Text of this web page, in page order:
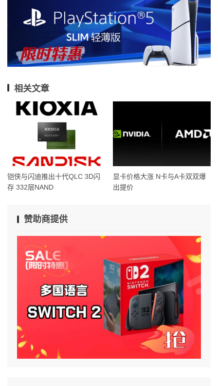
相关文章
铠侠与闪迪推出十代QLC 3D闪
存 332层NAND
显卡价格大涨 N卡与A卡双双爆
出提价
赞助商提供